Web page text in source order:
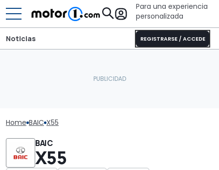
Para una experiencia
personalizada
REGISTRARSE / ACCEDE
Noticias
Home BAIC X55
BAIC
X55